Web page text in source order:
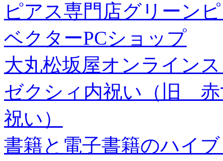
ピアス専門店グリーン
ベクターPCショップ
大丸松坂屋オンライン
ゼクシィ内祝い（旧 赤
祝い）
書籍と電子書籍のハイ